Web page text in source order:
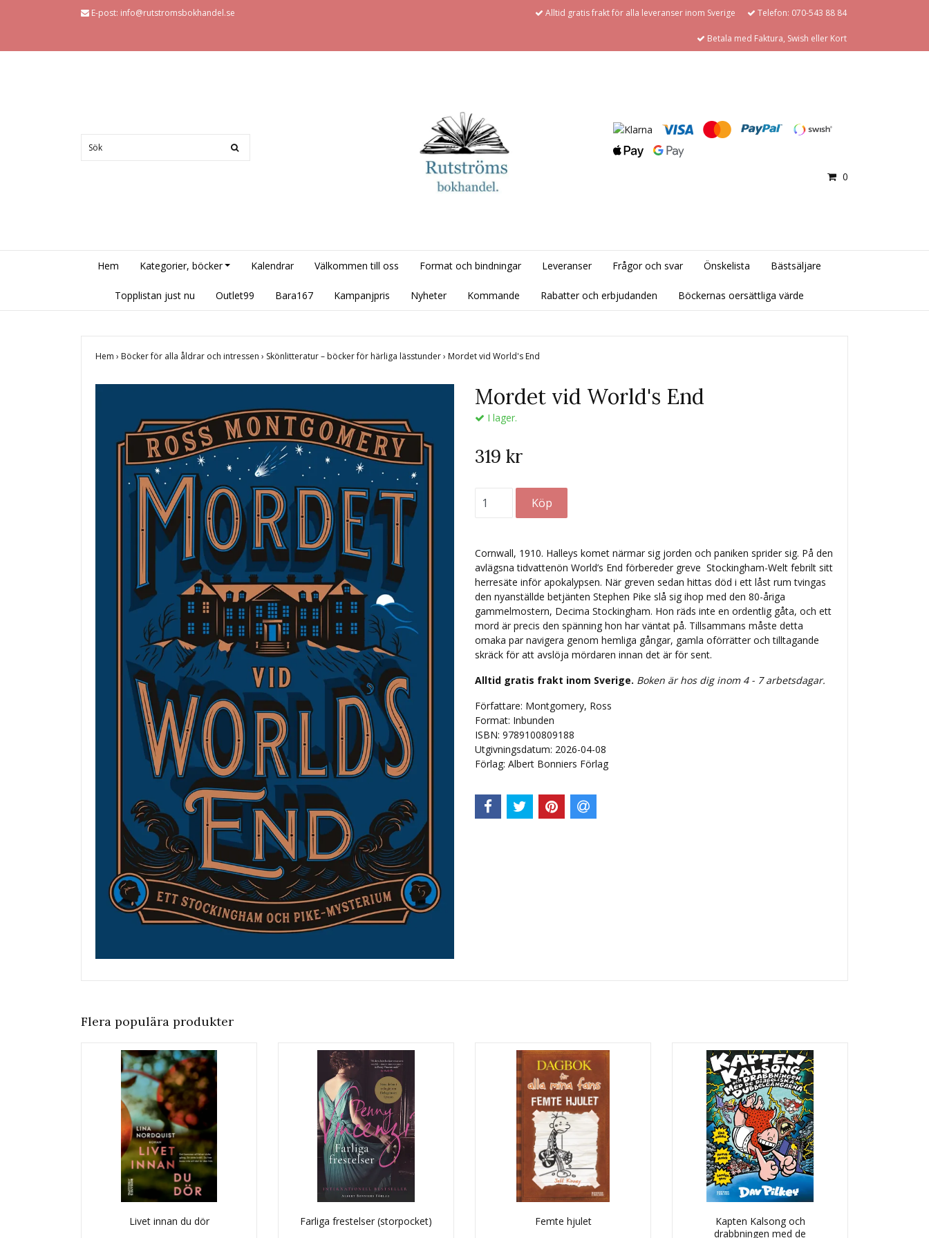
E-post: info@rutstromsbokhandel.se Alltid gratis frakt för alla leveranser inom Sverige Telefon: 070-543 88 84
Betala med Faktura, Swish eller Kort
0
Hem Kategorier, böcker Kalendrar Välkommen till oss Format och bindningar Leveranser Frågor och svar Önskelista Bästsäljare
Topplistan just nu Outlet99 Bara167 Kampanjpris Nyheter Kommande Rabatter och erbjudanden Böckernas oersättliga värde
Hem › Böcker för alla åldrar och intressen › Skönlitteratur – böcker för härliga lässtunder› Mordet vid World's End
Mordet vid World's End
I lager.
319 kr
Cornwall, 1910. Halleys komet närmar sig jorden och paniken sprider sig. På den
avlägsna tidvattenön World’s End förbereder greve Stockingham-Welt febrilt sitt
herresäte inför apokalypsen. När greven sedan hittas död i ett låst rum tvingas
den nyanställde betjänten Stephen Pike slå sig ihop med den 80-åriga
gammelmostern, Decima Stockingham. Hon räds inte en ordentlig gåta, och ett
mord är precis den spänning hon har väntat på. Tillsammans måste detta
omaka par navigera genom hemliga gångar, gamla oförrätter och tilltagande
skräck för att avslöja mördaren innan det är för sent.
Alltid gratis frakt inom Sverige. Boken är hos dig inom 4 - 7 arbetsdagar.
Författare: Montgomery, Ross
Format: Inbunden
ISBN: 9789100809188
Utgivningsdatum: 2026-04-08
Förlag: Albert Bonniers Förlag
Flera populära produkter
Livet innan du dör Farliga frestelser (storpocket) Femte hjulet
Kapten Kalsong och
drabbningen med de